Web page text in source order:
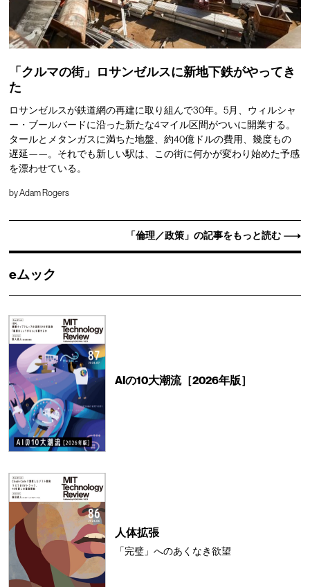
「クルマの街」ロサンゼルスに新地下鉄がやってき
た
ロサンゼルスが鉄道網の再建に取り組んで30年。5月、ウィルシャ
ー・ブールバードに沿った新たな4マイル区間がついに開業する。
タールとメタンガスに満ちた地盤、約40億ドルの費用、幾度もの
遅延——。それでも新しい駅は、この街に何かが変わり始めた予感
を漂わせている。
byAdam Rogers
「倫理／政策」の記事をもっと読む
eムック
AIの10大潮流［2026年版］
人体拡張
「完璧」へのあくなき欲望